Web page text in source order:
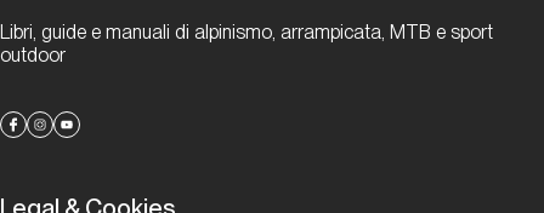
Libri, guide e manuali di alpinismo, arrampicata, MTB e sport
outdoor